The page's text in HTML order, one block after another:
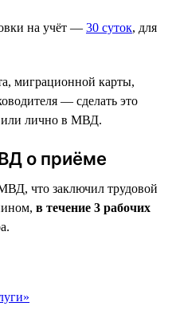
на учёт — 30 суток, для
миграционной карты,
— сделать это
лично в МВД.
о приёме
что заключил трудовой
в течение 3 рабочих